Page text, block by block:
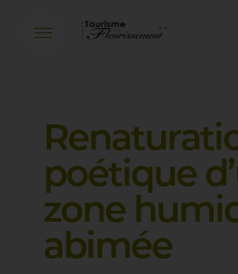
Mot de passe *
Mot de passe oublié ?
poétique
zone
abimée